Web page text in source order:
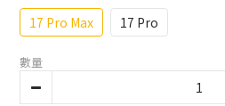
17 Pro Max 17 Pro
數量